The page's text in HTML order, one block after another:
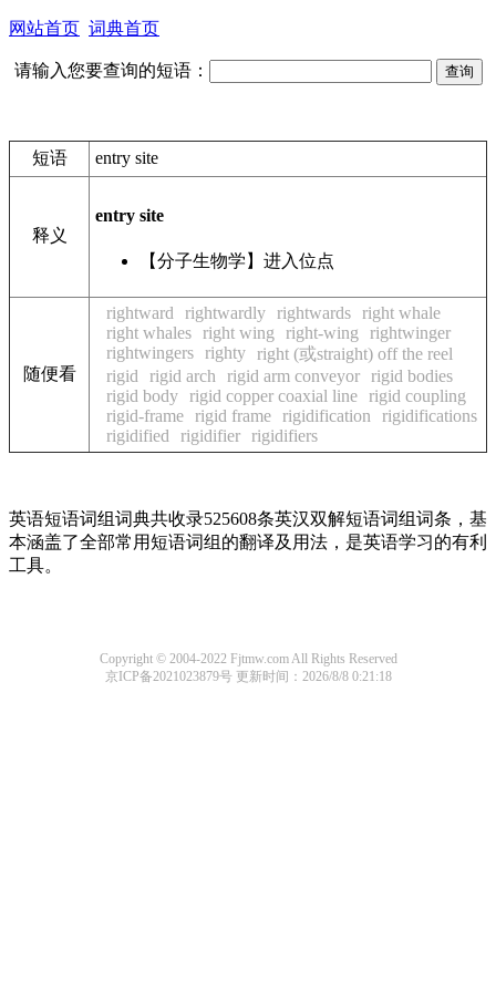
网站首页 词典首页
请输入您要查询的短语：
短语 entry site
释义
entry site
【分子生物学】进入位点
随便看
rightward rightwardly rightwards right whale
right whales right wing right-wing
rightwinger
rightwingers righty right (或straight) off the reel
rigid
rigid arch rigid arm conveyor rigid bodies
rigid body rigid copper coaxial line rigid coupling
rigid-frame rigid frame rigidification
rigidifications
rigidified
rigidifier rigidifiers
英语短语词组词典共收录525608条英汉双解短语词组词条，基
本涵盖了全部常用短语词组的翻译及用法，是英语学习的有利
工具。
Copyright © 2004-2022 Fjtmw.com All Rights Reserved
京ICP备2021023879号 更新时间：2026/8/8 0:21:18